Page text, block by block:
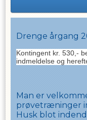
Drenge årgang
Kontingent kr. 530,-
indmeldelse og
Man er
prøvetræninger
Husk blot